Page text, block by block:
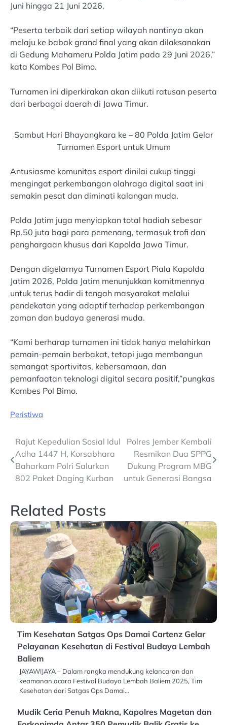
Juni hingga 21 Juni 2026.
“Peserta terbaik dari setiap wilayah nantinya akan
melaju ke babak grand final yang akan dilaksanakan
di Gedung Mahameru Polda Jatim pada 29 Juni 2026,”
kata Kombes Pol Bimo.
Turnamen ini diperkirakan akan diikuti ratusan peserta
dari berbagai daerah di Jawa Timur.
Sambut Hari Bhayangkara ke – 80 Polda Jatim Gelar
Turnamen Esport untuk Umum
Antusiasme komunitas esport dinilai cukup tinggi
mengingat perkembangan olahraga digital saat ini
semakin pesat dan diminati kalangan muda.
Polda Jatim juga menyiapkan total hadiah sebesar
Rp.50 juta bagi para pemenang, termasuk trofi dan
penghargaan khusus dari Kapolda Jawa Timur.
Dengan digelarnya Turnamen Esport Piala Kapolda
Jatim 2026, Polda Jatim menunjukkan komitmennya
untuk terus hadir di tengah masyarakat melalui
pendekatan yang adaptif terhadap perkembangan
zaman dan budaya generasi muda.
“Kami berharap turnamen ini tidak hanya melahirkan
pemain-pemain berbakat, tetapi juga membangun
semangat sportivitas, kebersamaan, dan
pemanfaatan teknologi digital secara positif,”pungkas
Kombes Pol Bimo.
Peristiwa
Post
navigation
Rajut Kepedulian Sosial Idul
Adha 1447 H, Korsabhara
Baharkam Polri Salurkan
802 Paket Daging Kurban
Polres Jember Kembali
Resmikan Dua SPPG
Dukung Program MBG
untuk Generasi Bangsa
Related Posts
Tim Kesehatan Satgas Ops Damai Cartenz Gelar
Pelayanan Kesehatan di Festival Budaya Lembah
Baliem
JAYAWIJAYA – Dalam rangka mendukung kelancaran dan
keamanan acara Festival Budaya Lembah Baliem 2025, Tim
Kesehatan dari Satgas Ops Damai…
Mudik Ceria Penuh Makna, Kapolres Magetan dan